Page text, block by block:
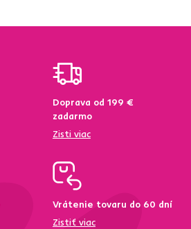
Doprava od 199 €
zadarmo
Zisti viac
Vrátenie tovaru do 60 dní
Zistiť viac